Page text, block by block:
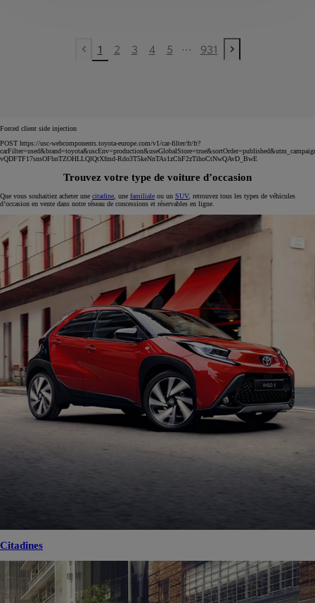
Previous page
1 2 3 4 5 ... 931
Next page
Forced client side injection
POST https://usc-webcomponents.toyota-europe.com/v1/car-filter/fr/fr?
vQDFTF17snsOFbnTZOHLLQlQtXfmd-Rdo3T5keNnTAs1zChF2zTihoCtNwQAvD_BwE
Trouvez votre type de voiture d’occasion
Que vous souhaitiez acheter une citadine , une familiale ou un SUV, retrouvez tous les types de véhicules
d’occasion en vente dans notre réseau de concessions et réservables en ligne.
Citadines